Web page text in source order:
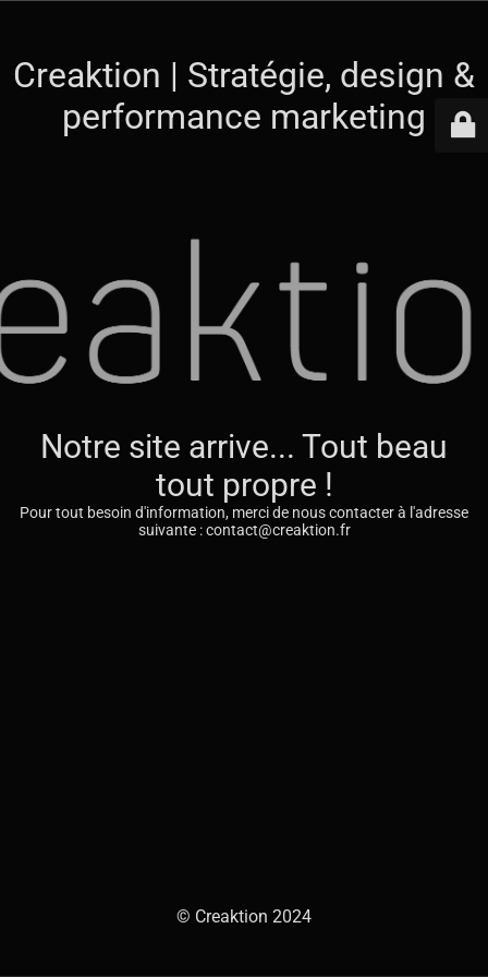
Creaktion | Stratégie, design &
performance marketing
Notre site arrive... Tout beau
tout propre !
Pour tout besoin d'information, merci de nous contacter à l'adresse
suivante : contact@creaktion.fr
© Creaktion 2024